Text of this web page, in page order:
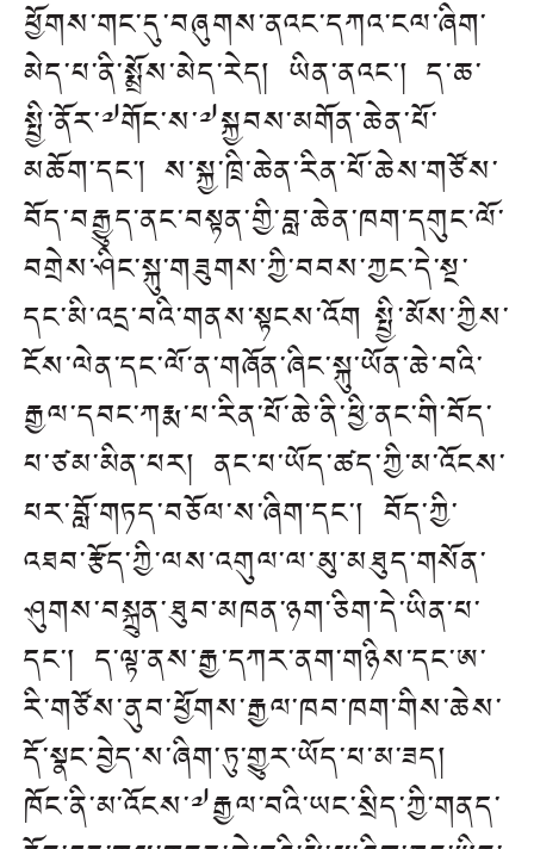
ཕྱོགས་གང་དུ་བཞུགས་ནའང་དཀའ་ངལ་ཞིག་
མེད་པ་ནི་སྨྲོས་མེད་རེད། ཡིན་ནའང་། ད་ཆ་
སྤྱི་ནོར་༧གོང་ས་༧སྐྱབས་མགོན་ཆེན་པོ་
མཆོག་དང། ས་སྐྱ་ཁྲི་ཆེན་རིན་པོ་ཆེས་གཙོས་
བོད་བརྒྱུད་ནང་བསྟན་གྱི་བླ་ཆེན་ཁག་དགུང་ལོ་
བགྲེས་ཤིང་སྐུ་གཟུགས་ཀྱི་བབས་ཀྱང་དེ་སྔ་
དང་མི་འདྲ་བའི་གནས་སྟངས་འོག།སྤྱི་མོས་ཀྱིས་
ངོས་ལེན་དང་ལོ་ན་གཞོན་ཞིང་སྐུ་ཡོན་ཆེ་བའི་
རྒྱལ་དབང་ཀརྨ་པ་རིན་པོ་ཆེ་ནི་ཕྱི་ནང་གི་བོད་
པ་ཙམ་མིན་པར། ནང་པ་ཡོད་ཚད་ཀྱི་མ་འོངས་
པར་བློ་གཏད་བཅོལ་ས་ཞིག་དང་། བོད་ཀྱི་
འཐབ་རྩོད་ཀྱི་ལས་འགུལ་ལ་མུ་མཐུད་གསོན་
ཤུགས་བསྐྲུན་ཐུབ་མཁན་ཉག་ཅིག་དེ་ཡིན་པ་
དང་། ད་ལྟ་ནས་རྒྱ་དཀར་ནག་གཉིས་དང་ཨ་
རི་གཙོས་ནུབ་ཕྱོགས་རྒྱལ་ཁབ་ཁག་གིས་ཆེས་
དོ་སྣང་བྱེད་ས་ཞིག་ཏུ་གྱུར་ཡོད་པ་མ་ཟད།
ཁོང་ནི་མ་འོངས་༧རྒྱལ་བའི་ཡང་སྲིད་ཀྱི་གནད་